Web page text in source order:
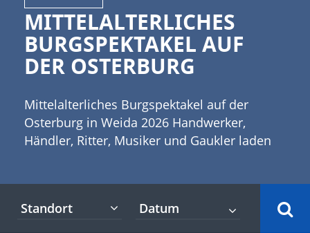
MITTELALTERLICHES
BURGSPEKTAKEL AUF
DER OSTERBURG
Mittelalterliches Burgspektakel auf der
Osterburg in Weida 2026 Handwerker,
Händler, Ritter, Musiker und Gaukler laden
width="335"] (c) twystydigi -
Standort